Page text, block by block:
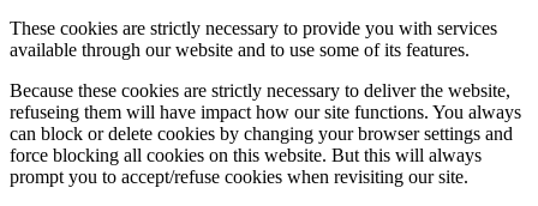
These cookies are strictly necessary to provide you with services
available through our website and to use some of its features.
Because these cookies are strictly necessary to deliver the website,
refuseing them will have impact how our site functions. You always
can block or delete cookies by changing your browser settings and
force blocking all cookies on this website. But this will always
prompt you to accept/refuse cookies when revisiting our site.